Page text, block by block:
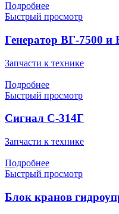
Подробнее
Быстрый просмотр
Генератор ВГ-7500 и
Запчасти к технике
Подробнее
Быстрый просмотр
Сигнал С-314Г
Запчасти к технике
Подробнее
Быстрый просмотр
Блок кранов